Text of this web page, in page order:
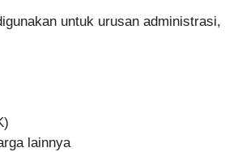
untuk urusan
lainnya